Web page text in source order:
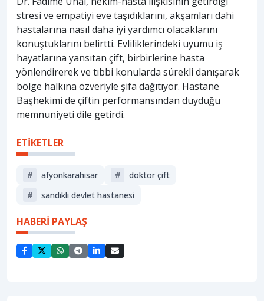
stresi ve empatiyi eve taşıdıklarını, akşamları dahi
hastalarına nasıl daha iyi yardımcı olacaklarını
konuştuklarını belirtti. Evliliklerindeki uyumu iş
hayatlarına yansıtan çift, birbirlerine hasta
yönlendirerek ve tıbbi konularda sürekli danışarak
bölge halkına özveriyle şifa dağıtıyor. Hastane
Başhekimi de çiftin performansından duyduğu
memnuniyeti dile getirdi.
ETİKETLER
# afyonkarahisar #
doktor çift
#
sandıklı devlet hastanesi
HABERİ PAYLAŞ